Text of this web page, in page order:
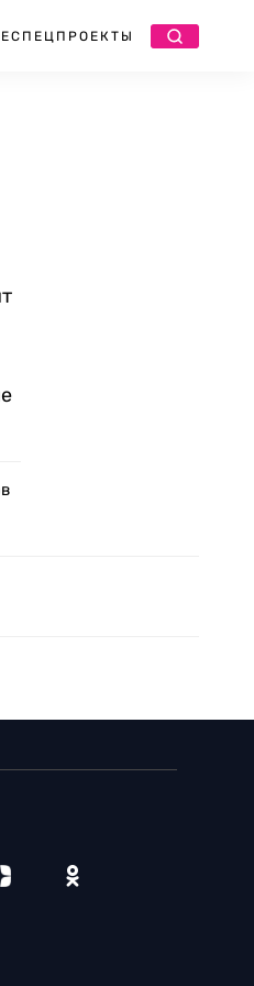
СПЕЦПРОЕКТЫ